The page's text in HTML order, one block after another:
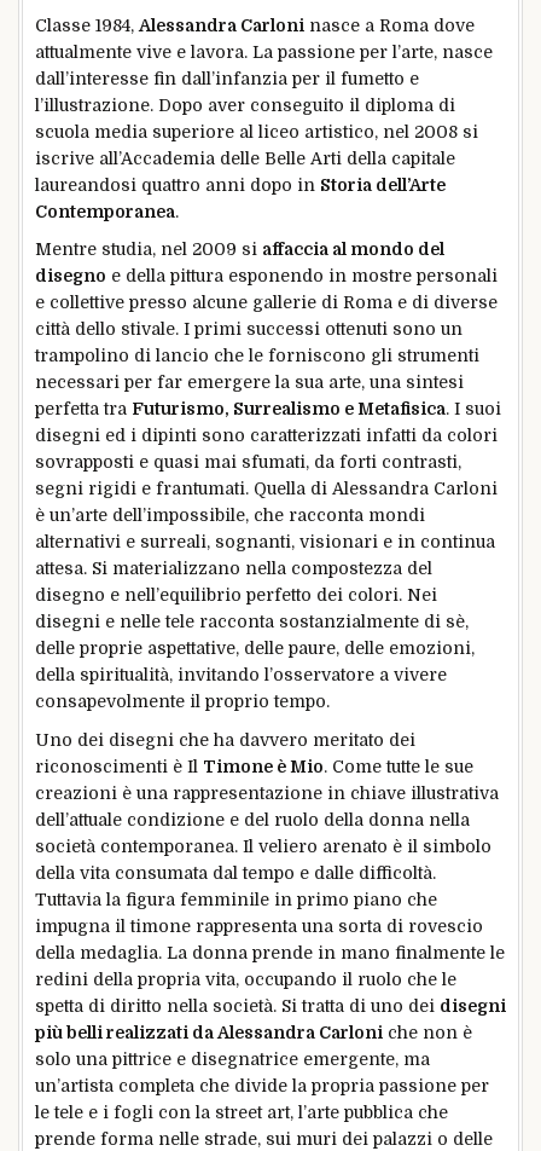
Classe 1984, Alessandra Carloni nasce a Roma dove
attualmente vive e lavora. La passione per l’arte, nasce
dall’interesse fin dall’infanzia per il fumetto e
l’illustrazione. Dopo aver conseguito il diploma di
scuola media superiore al liceo artistico, nel 2008 si
iscrive all’Accademia delle Belle Arti della capitale
laureandosi quattro anni dopo in Storia dell’Arte
Contemporanea.
Mentre studia, nel 2009 si affaccia al mondo del
disegno e della pittura esponendo in mostre personali
e collettive presso alcune gallerie di Roma e di diverse
città dello stivale. I primi successi ottenuti sono un
trampolino di lancio che le forniscono gli strumenti
necessari per far emergere la sua arte, una sintesi
perfetta tra Futurismo, Surrealismo e Metafisica. I suoi
disegni ed i dipinti sono caratterizzati infatti da colori
sovrapposti e quasi mai sfumati, da forti contrasti,
segni rigidi e frantumati. Quella di Alessandra Carloni
è un’arte dell’impossibile, che racconta mondi
alternativi e surreali, sognanti, visionari e in continua
attesa. Si materializzano nella compostezza del
disegno e nell’equilibrio perfetto dei colori. Nei
disegni e nelle tele racconta sostanzialmente di sè,
delle proprie aspettative, delle paure, delle emozioni,
della spiritualità, invitando l’osservatore a vivere
consapevolmente il proprio tempo.
Uno dei disegni che ha davvero meritato dei
riconoscimenti è Il Timone è Mio. Come tutte le sue
creazioni è una rappresentazione in chiave illustrativa
dell’attuale condizione e del ruolo della donna nella
società contemporanea. Il veliero arenato è il simbolo
della vita consumata dal tempo e dalle difficoltà.
Tuttavia la figura femminile in primo piano che
impugna il timone rappresenta una sorta di rovescio
della medaglia. La donna prende in mano finalmente le
redini della propria vita, occupando il ruolo che le
spetta di diritto nella società. Si tratta di uno dei disegni
più belli realizzati da Alessandra Carloni che non è
solo una pittrice e disegnatrice emergente, ma
un’artista completa che divide la propria passione per
le tele e i fogli con la street art, l’arte pubblica che
prende forma nelle strade, sui muri dei palazzi o delle